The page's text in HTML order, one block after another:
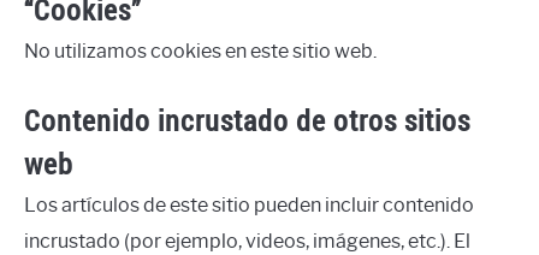
“Cookies”
No utilizamos cookies en este sitio web.
Contenido incrustado de otros sitios
web
Los artículos de este sitio pueden incluir contenido
incrustado (por ejemplo, videos, imágenes, etc.). El